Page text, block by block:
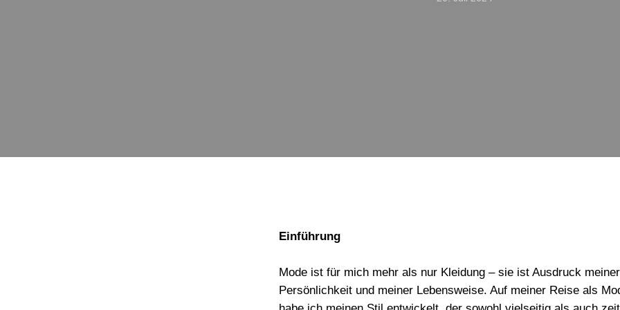
Einführung
Mode ist für mich mehr als nur Kleidung – sie ist Ausdruck meiner
Persönlichkeit und meiner Lebensweise. Auf meiner Reise als